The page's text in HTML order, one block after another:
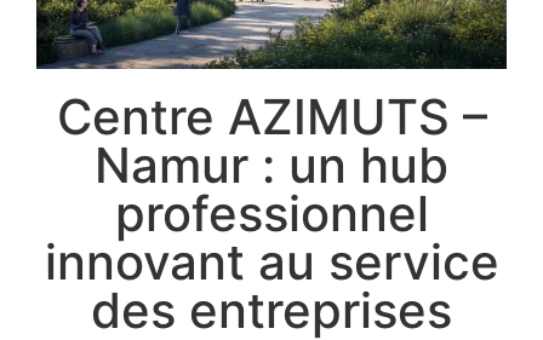
Centre AZIMUTS –
Namur : un hub
professionnel
innovant au service
des entreprises